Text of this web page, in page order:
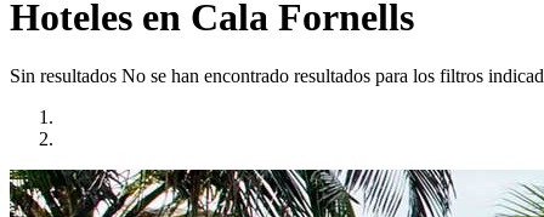
Hoteles en Cala Fornells
Sin resultados No se han encontrado resultados para los filtros